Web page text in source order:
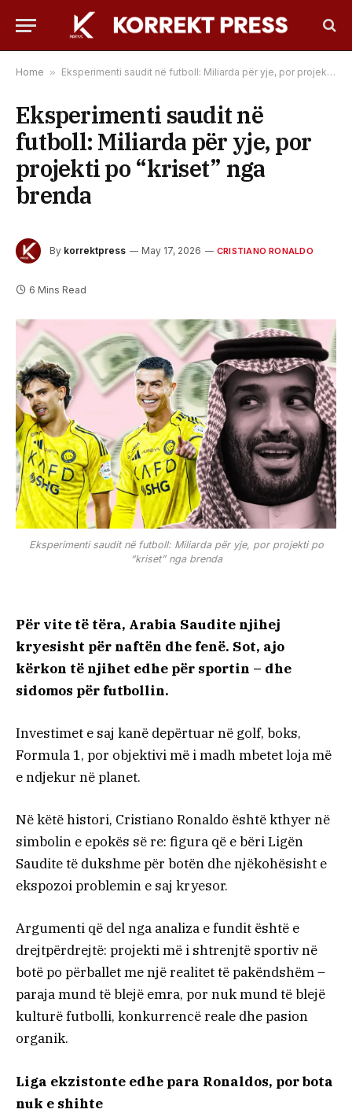
Home » Eksperimenti saudit në futboll: Miliarda për yje, por projekti po “kriset” nga brenda
Eksperimenti saudit në
futboll: Miliarda për yje, por
projekti po “kriset” nga
brenda
By korrektpress May 17, 2026 CRISTIANO RONALDO
6 Mins Read
Eksperimenti saudit në futboll: Miliarda për yje, por projekti po
“kriset” nga brenda
Për vite të tëra, Arabia Saudite njihej
kryesisht për naftën dhe fenë. Sot, ajo
kërkon të njihet edhe për sportin – dhe
sidomos për futbollin.
Investimet e saj kanë depërtuar në golf, boks,
Formula 1, por objektivi më i madh mbetet loja më
e ndjekur në planet.
Në këtë histori, Cristiano Ronaldo është kthyer në
simbolin e epokës së re: figura që e bëri Ligën
Saudite të dukshme për botën dhe njëkohësisht e
ekspozoi problemin e saj kryesor.
Argumenti që del nga analiza e fundit është e
drejtpërdrejtë: projekti më i shtrenjtë sportiv në
botë po përballet me një realitet të pakëndshëm –
paraja mund të blejë emra, por nuk mund të blejë
kulturë futbolli, konkurrencë reale dhe pasion
organik.
Liga ekzistonte edhe para Ronaldos, por bota
nuk e shihte